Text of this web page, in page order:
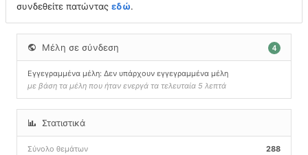
συνδεθείτε πατώντας εδώ.
Μέλη σε σύνδεση 4
Εγγεγραμμένα μέλη: Δεν υπάρχουν εγγεγραμμένα μέλη
με βάση τα μέλη που ήταν ενεργά τα τελευταία 5 λεπτά
Στατιστικά
Σύνολο θεμάτων
288